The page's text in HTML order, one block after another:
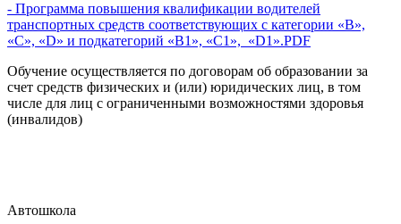
- Программа повышения квалификации водителей
транспортных средств соответствующих с категории «B»,
«C», «D» и подкатегорий «B1», «C1», «D1».PDF
Обучение осуществляется по договорам об образовании за
счет средств физических и (или) юридических лиц, в том
числе для лиц с ограниченными возможностями здоровья
(инвалидов)
Автошкола